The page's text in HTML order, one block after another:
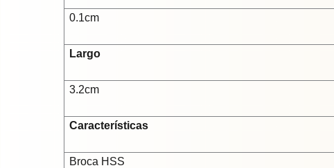
0.1cm
Largo
3.2cm
Características
Broca HSS